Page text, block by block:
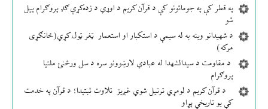
په قطر کې په جوماتونو کې د قرآن کریم د اوړي د زده‌کړې ګډ پروګرام پیل
شو
د شهیدانو وینه به له سیمې د استکبار او استعمار ټغر ټول کړي(ځانګړی
مرکه)
د مقاومت د سیدالشهدا له عبادي لارښوونو سره د سل ورځنئ ملتیا
پروګرام
د قرآن کریم د لومړي ترتیل شوي غږیز تلاوت ثبتیدا؛ د قرآن په خدمت
کې یو تاریخي پړاو